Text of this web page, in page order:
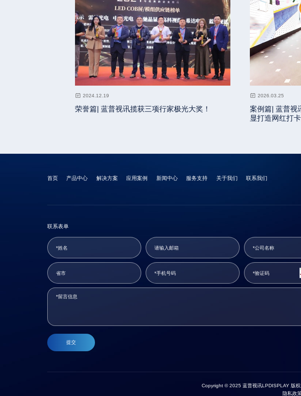
2024.12.19
荣誉篇| 蓝普视讯揽获三项行家极光大奖！
2026.03.25
案例篇| 蓝普视
显打造网红打
首页 产品中心 解决方案 应用案例 新闻中心 服务支持 关于我们 联系我们
联系表单
提交
Copyright © 2025 蓝普视讯LPDISPLAY 版
隐私政